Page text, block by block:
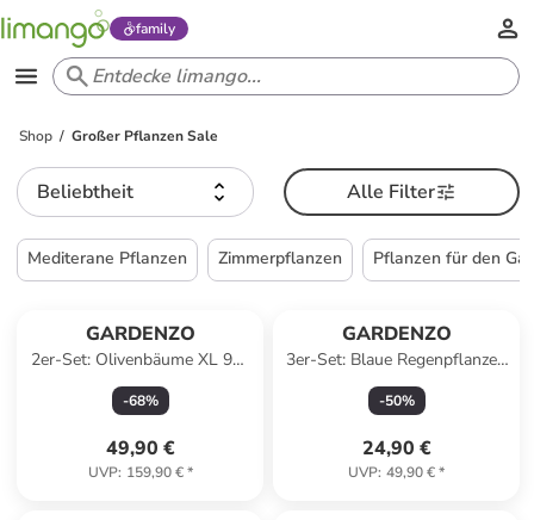
family
Shop Großer Pflanzen Sale
Beliebtheit Alle Filter
Mediterane Pflanzen Zimmerpflanzen Pflanzen für den
GARDENZO
2er-Set: Olivenbäume XL 90-
110cm
-68%
49,90 €
UVP: 159,90 €*
GARDENZO
3er-Set: Blaue Regenpflanzen
in Lila
-50%
24,90 €
UVP: 49,90 €*